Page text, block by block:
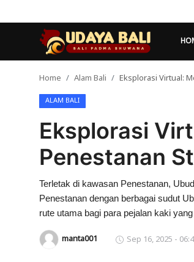
Desa Adat
Kearifan lokal
Alam Bali
Home Alam Bali Eksplorasi Virtual:
ALAM BALI
Eksplorasi
Penestanan​
Terletak di kawasan Penestanan,
Penestanan dengan berbagai sudut
rute utama bagi para pejalan kaki
manta001 Sep 16, 2025 -